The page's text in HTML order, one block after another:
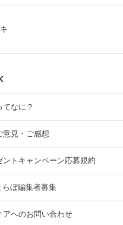
てなに？
意見・ご感想
ントキャンペーン応募規約
ぼ編集者募集
アへのお問い合わせ